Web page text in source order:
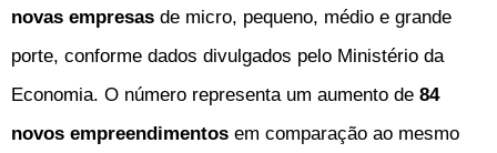
novas empresas de micro, pequeno, médio e grande
porte, conforme dados divulgados pelo Ministério da
Economia. O número representa um aumento de 84
novos empreendimentos em comparação ao mesmo